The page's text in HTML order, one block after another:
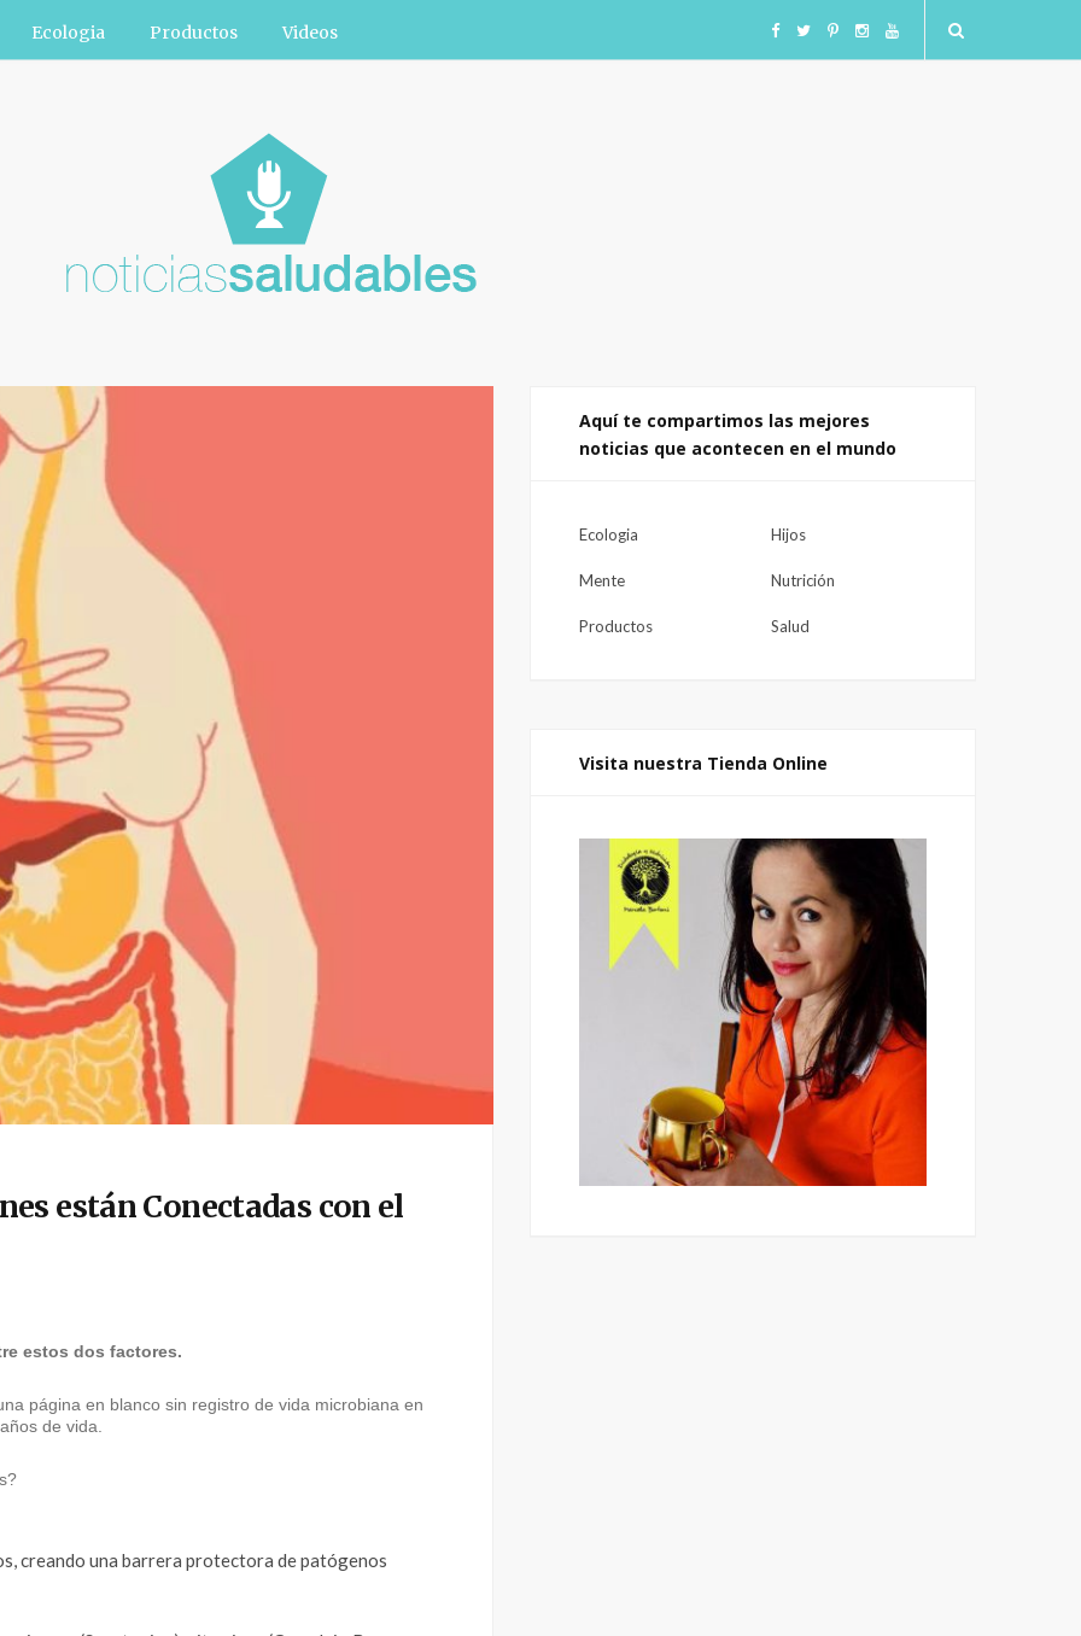
Ecologia Productos Videos F
k
T I
a
I
a
Y
están Conectadas con el
estos dos factores.
página en blanco sin registro de vida microbiana en
de vida.
creando una barrera protectora de patógenos
Aquí te compartimos las mejores
noticias que acontecen en el mundo
Ecologia Hijos
Mente Nutrición
Productos Salud
Visita nuestra Tienda Online